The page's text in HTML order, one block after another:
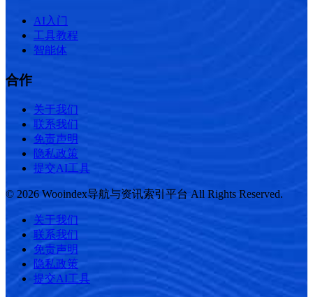
AI入门
工具教程
智能体
合作
关于我们
联系我们
免责声明
隐私政策
提交AI工具
© 2026 Wooindex导航与资讯索引平台 All Rights Reserved.
关于我们
联系我们
免责声明
隐私政策
提交AI工具